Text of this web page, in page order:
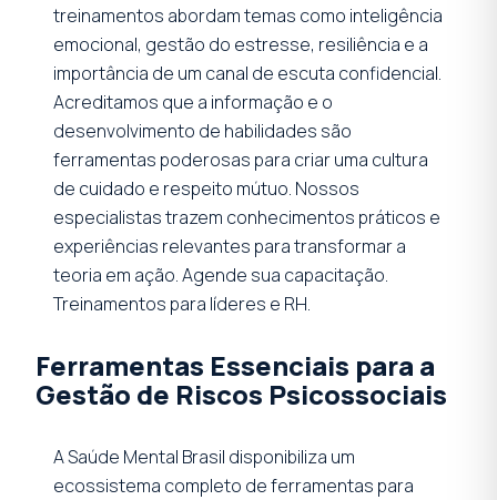
treinamentos abordam temas como inteligência
emocional, gestão do estresse, resiliência e a
importância de um canal de escuta confidencial.
Acreditamos que a informação e o
desenvolvimento de habilidades são
ferramentas poderosas para criar uma cultura
de cuidado e respeito mútuo. Nossos
especialistas trazem conhecimentos práticos e
experiências relevantes para transformar a
teoria em ação. Agende sua capacitação.
Treinamentos para líderes e RH.
Ferramentas Essenciais para a
Gestão de Riscos Psicossociais
A Saúde Mental Brasil disponibiliza um
ecossistema completo de ferramentas para